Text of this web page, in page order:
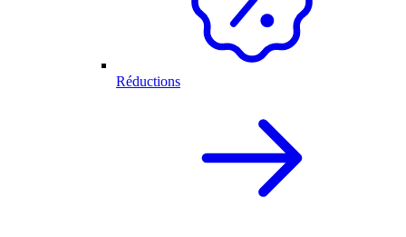
Réductions